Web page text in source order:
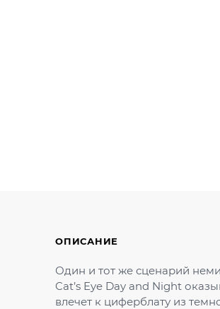
ОПИСАНИЕ
Один и тот же сценарий
Cat’s Eye Day and Night
влечет к циферблату из